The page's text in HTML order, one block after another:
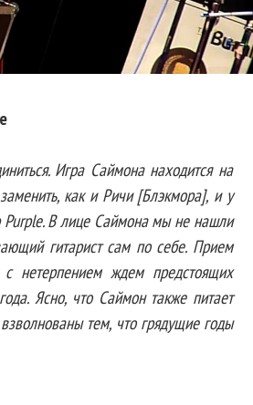
Игра Саймона находится на
как и Ричи [Блэкмора], и у
Purple. В лице Саймона мы не нашли
гитарист сам по себе. Прием
ждем предстоящих
Ясно, что Саймон также питает
тем, что грядущие годы